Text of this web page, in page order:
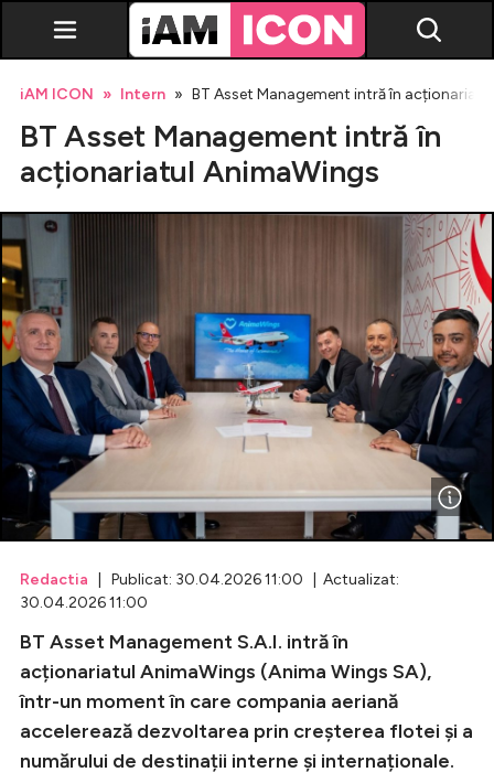
Evenimente
Emisiuni TV
Horoscop
Lifestyle
Breaking News
iAM ICON Intern BT Asset Management intră în
BT Asset Management intră în
acționariatul AnimaWings
Redactia | Publicat: 30.04.2026 11:00 | Actualizat:
30.04.2026 11:00
BT Asset Management S.A.I. intră în
acționariatul AnimaWings (Anima Wings SA),
într-un moment în care compania aeriană
accelerează dezvoltarea prin creșterea flotei și a
numărului de destinații interne și internaționale.